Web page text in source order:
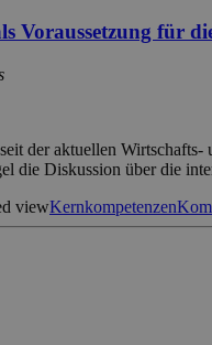
Voraussetzung für
der aktuellen
die Diskussion über die
viewKernkompetenzen